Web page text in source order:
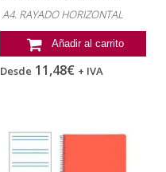
A4. RAYADO HORIZONTAL
Añadir al carrito
Desde 11,48€ + IVA